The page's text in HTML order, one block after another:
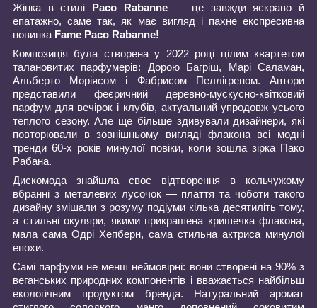
Жінка в стилі Paco Rabanne — це завжди яскраво й
епатажно, саме так, як має вигляд і пахне експресивна
новинка Fame Paco Rabanne!
Композиція була створена у 2022 році цілим квартетом
талановитих парфумерів: Дорою Багріш, Марі Саламан,
Альберто Моріясом і Фабрисом Пеллігреном. Автори
представили феєричний деревно-мускусно-квітковий
парфум для вечірок і клубів, актуальний упродовж усього
теплого сезону. Але ще більше здивували дизайнери, які
повторювали в зовнішньому вигляді флакона всі модні
тренди 60-х років минулої повіки, коли зошла зірка Пако
Рабана.
Дискомода знайшла своє відтворення в кольчужому
вбранні з металевих лусочок — плаття та чоботи такого
дизайну змішали з розуму подіуми кілька десятиліть тому,
а стильні окуляри, якими прикрашена кришечка флакона,
мала сама Одрі Хепберн, сама стильна актриса минулої
епохи.
Самі парфуми не менш неймовірні: вони створені на 90% з
веганських природних компонентів і вважається найбільш
екологічним продуктом бренда. Натуральний аромат